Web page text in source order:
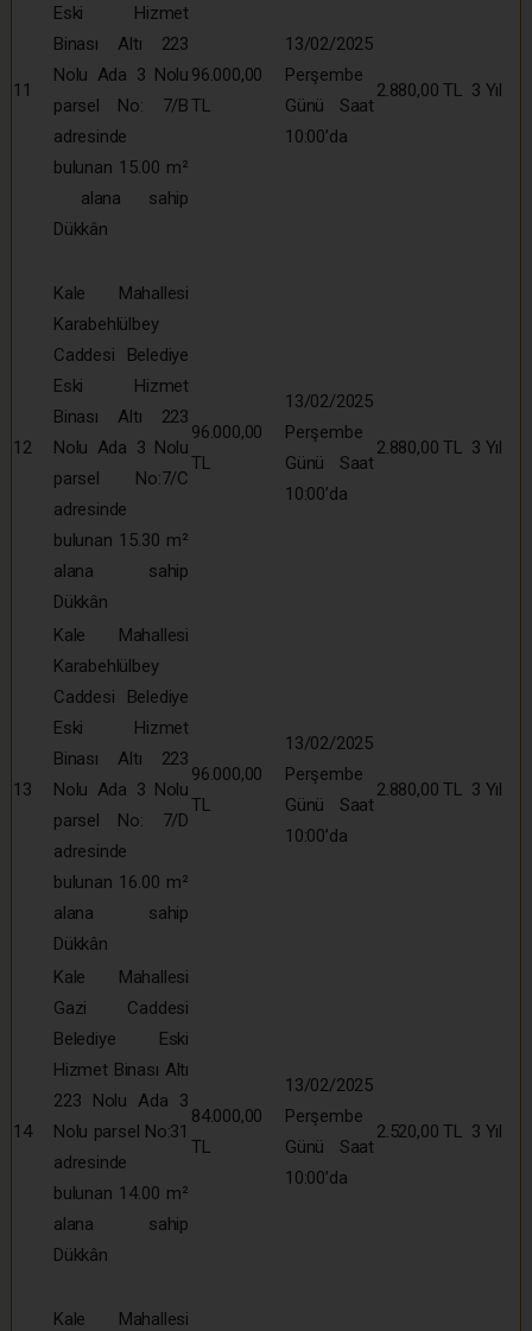
11
Eski Hizmet
Binası Altı 223
Nolu Ada 3 Nolu
parsel No: 7/B
adresinde
bulunan 15.00 m²
alana sahip
Dükkân
96.000,00
TL
13/02/2025
Perşembe
Günü Saat
10:00’da
2.880,00 TL 3 Yıl
12
Kale Mahallesi
Karabehlülbey
Caddesi Belediye
Eski Hizmet
Binası Altı 223
Nolu Ada 3 Nolu
parsel No:7/C
adresinde
bulunan 15.30 m²
alana sahip
Dükkân
96.000,00
TL
13/02/2025
Perşembe
Günü Saat
10:00’da
2.880,00 TL 3 Yıl
13
Kale Mahallesi
Karabehlülbey
Caddesi Belediye
Eski Hizmet
Binası Altı 223
Nolu Ada 3 Nolu
parsel No: 7/D
adresinde
bulunan 16.00 m²
alana sahip
Dükkân
96.000,00
TL
13/02/2025
Perşembe
Günü Saat
10:00’da
2.880,00 TL 3 Yıl
14
Kale Mahallesi
Gazi Caddesi
Belediye Eski
Hizmet Binası Altı
223 Nolu Ada 3
Nolu parsel No:31
adresinde
bulunan 14.00 m²
alana sahip
Dükkân
84.000,00
TL
13/02/2025
Perşembe
Günü Saat
10:00’da
2.520,00 TL 3 Yıl
Kale Mahallesi